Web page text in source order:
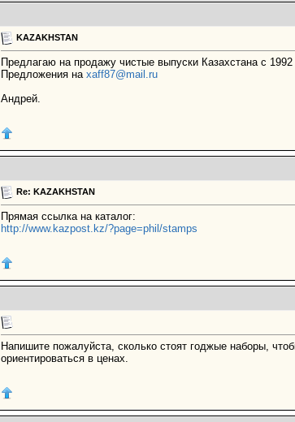
KAZAKHSTAN
Предлагаю на продажу чистые выпуски Казахстана с
Предложения на xaff87@mail.ru
Андрей.
Re: KAZAKHSTAN
Прямая ссылка на каталог:
http://www.kazpost.kz/?page=phil/stamps
Напишите пожалуйста, сколько стоят годжые наборы,
ориентироваться в ценах.